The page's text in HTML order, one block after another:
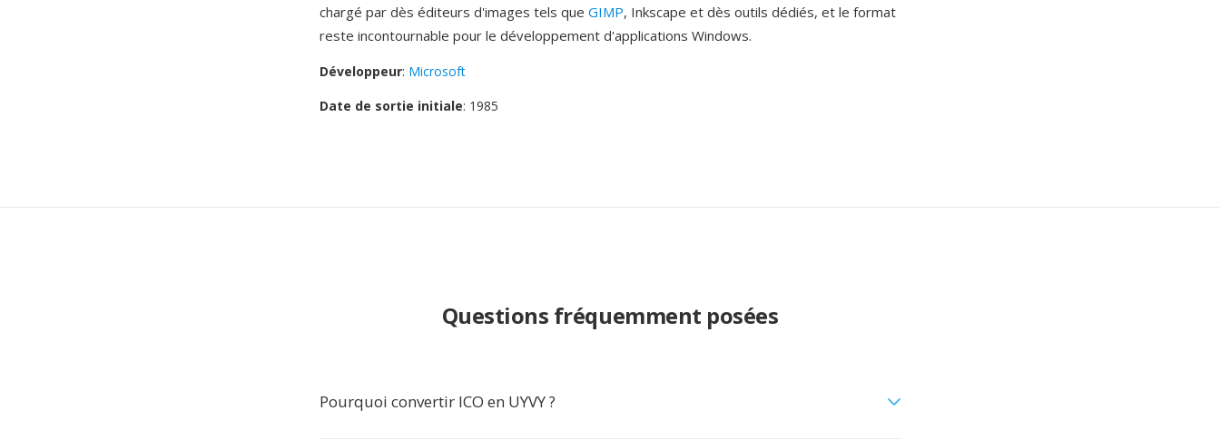
chargé par dès éditeurs d'images tels que GIMP, Inkscape et dès outils dédiés, et le format
reste incontournable pour le développement d'applications Windows.
Développeur: Microsoft
Date de sortie initiale: 1985
Questions fréquemment posées
Pourquoi convertir ICO en UYVY ?